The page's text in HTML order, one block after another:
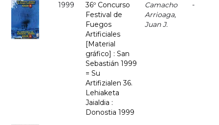
1999
36º Concurso
Festival de
Fuegos
Artificiales
[Material
gráfico] : San
Sebastián 1999
= Su
Artifizialen 36.
Lehiaketa
Jaialdia :
Donostia 1999
Camacho
Arrioaga,
Juan J.
-